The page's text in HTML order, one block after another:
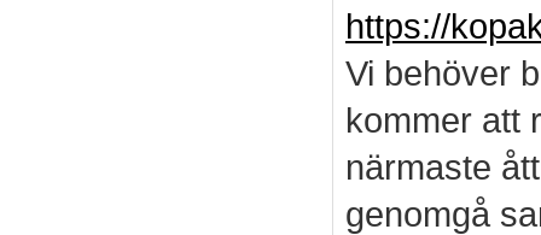
https://
Vi behöver
kommer att
närmaste
genomgå